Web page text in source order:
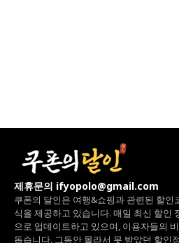
제휴문의 ifyopolo@gmail.com
쿠폰의 달인은 여행&쇼핑과 관련된 할인
식을 제공하고 있습니다. 매일 최신 할인
으로 업데이트하고 있으며, 이용자들의
돕습니다. 그동안 몰라서 못 받았던 할인